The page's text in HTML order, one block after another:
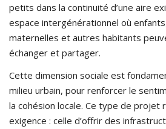
petits dans la continuité d’une aire
espace intergénérationnel où
maternelles et autres habitants
échanger et partager.
Cette dimension sociale est
milieu urbain, pour renforcer le
la cohésion locale. Ce type de projet
exigence : celle d’offrir des